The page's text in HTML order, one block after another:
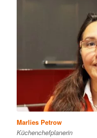
Marlies Petrow
Küchenchefplanerin